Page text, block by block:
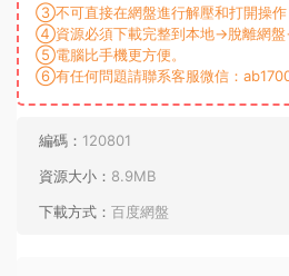
③不可直接在網盤進行解壓和打開操作
④資源必須下載完整到本地→脫離網盤
⑤電腦比手機更方便。
⑥有任何問題請聯系客服微信：
編碼： 120801
資源大小： 8.9MB
下載方式： 百度網盤